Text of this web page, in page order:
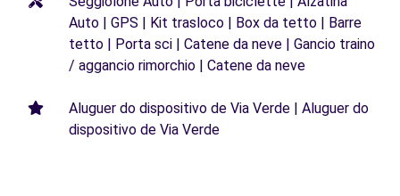
Auto | GPS | Kit trasloco | Box da tetto | Barre
tetto | Porta sci | Catene da neve | Gancio traino
/ aggancio rimorchio | Catene da neve
Aluguer do dispositivo de Via Verde | Aluguer do
dispositivo de Via Verde